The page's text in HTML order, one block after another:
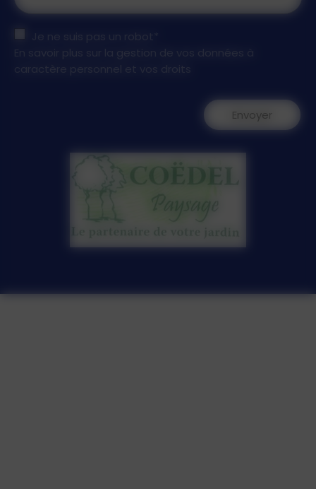
Je ne suis pas un robot*
Envoyer